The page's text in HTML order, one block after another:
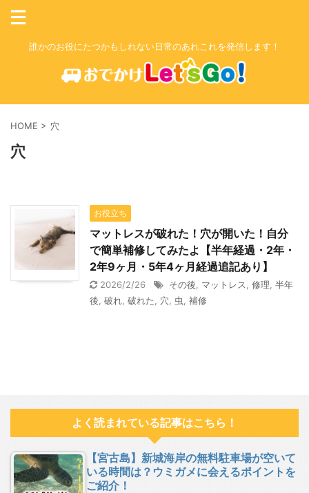
誰かのお役にたつかもしれない日常のあれこれを発信します！
HOME > 穴
穴
お役立ち
マットレスが破れた！穴が開いた！自分
で簡単補修してみたよ【半年経過・2年・
2年9ヶ月・5年4ヶ月経過追記あり】
2026/2/26 その後 マットレス 修理 半年
後 破れ 破れた 穴 虫 補修
よく読まれている記事はこちら！
【宮古島】新城海岸の無料駐車場が空いて
いる時間は？ウミガメに会えるポイントを
ご紹介！